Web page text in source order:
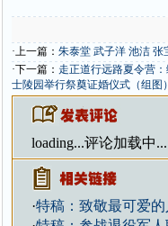
·上一篇： 朱泰堂 武子洋 池洁
·下一篇： 走正道行远路夏令营
士陵园举行祭奠证婚仪式（组图）
loading...评论加载中...
·特稿：致敬最可爱